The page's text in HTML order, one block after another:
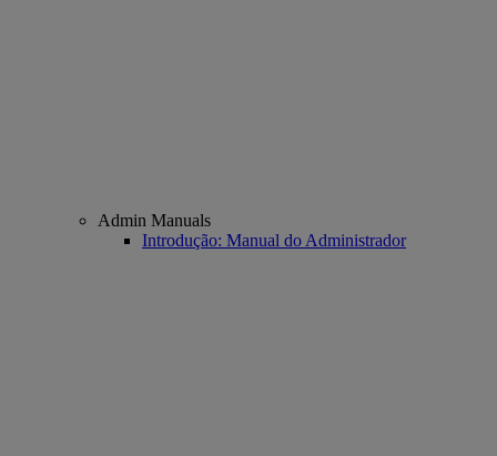
Admin Manuals
Introdução: Manual do Administrador